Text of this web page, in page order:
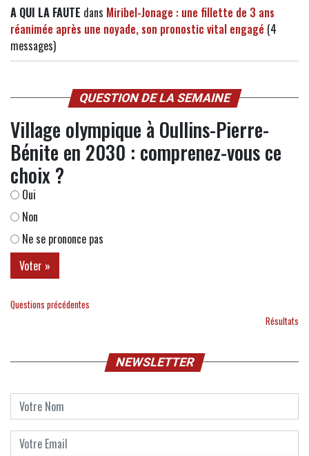
A QUI LA FAUTE dans Miribel-Jonage : une fillette de 3 ans
réanimée après une noyade, son pronostic vital engagé (4
messages)
QUESTION DE LA SEMAINE
Village olympique à Oullins-Pierre-
Bénite en 2030 : comprenez-vous ce
choix ?
Oui
Non
Ne se prononce pas
Questions précédentes
Résultats
NEWSLETTER